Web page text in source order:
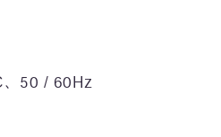
50 / 60Hz